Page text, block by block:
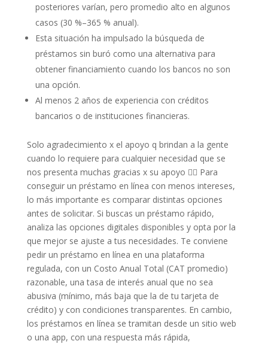
posteriores varían, pero promedio alto en algunos
casos (30 %–365 % anual).
Esta situación ha impulsado la búsqueda de
préstamos sin buró como una alternativa para
obtener financiamiento cuando los bancos no son
una opción.
Al menos 2 años de experiencia con créditos
bancarios o de instituciones financieras.
Solo agradecimiento x el apoyo q brindan a la gente
cuando lo requiere para cualquier necesidad que se
nos presenta muchas gracias x su apoyo 🙋‍♂️ Para
conseguir un préstamo en línea con menos intereses,
lo más importante es comparar distintas opciones
antes de solicitar. Si buscas un préstamo rápido,
analiza las opciones digitales disponibles y opta por la
que mejor se ajuste a tus necesidades. Te conviene
pedir un préstamo en línea en una plataforma
regulada, con un Costo Anual Total (CAT promedio)
razonable, una tasa de interés anual que no sea
abusiva (mínimo, más baja que la de tu tarjeta de
crédito) y con condiciones transparentes. En cambio,
los préstamos en línea se tramitan desde un sitio web
o una app, con una respuesta más rápida,